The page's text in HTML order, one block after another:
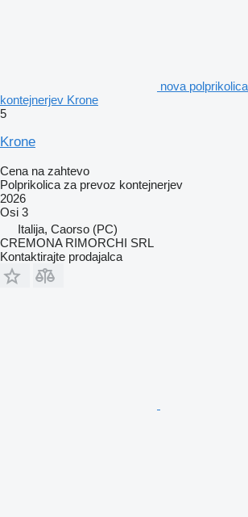
nova
kontejnerjev Krone
5
Krone
Cena na zahtevo
Polprikolica za prevoz kontejnerjev
2026
Osi 3
Italija, Caorso (PC)
CREMONA RIMORCHI SRL
Kontaktirajte prodajalca